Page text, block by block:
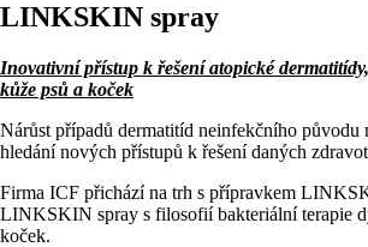
LINKSKIN spray
Inovativní přístup k řešení atopické
kůže psů a koček
Nárůst případů dermatitíd neinfekčního původu
hledání nových přístupů k řešení daných
Firma ICF přichází na trh s přípravkem
LINKSKIN spray s filosofií bakteriální terapie
koček.